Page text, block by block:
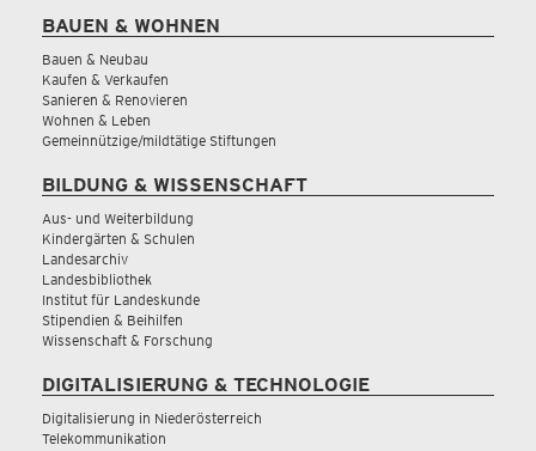
BAUEN & WOHNEN
Bauen & Neubau
Kaufen & Verkaufen
Sanieren & Renovieren
Wohnen & Leben
Gemeinnützige/mildtätige Stiftungen
BILDUNG & WISSENSCHAFT
Aus- und Weiterbildung
Kindergärten & Schulen
Landesarchiv
Landesbibliothek
Institut für Landeskunde
Stipendien & Beihilfen
Wissenschaft & Forschung
DIGITALISIERUNG & TECHNOLOGIE
Digitalisierung in Niederösterreich
Telekommunikation